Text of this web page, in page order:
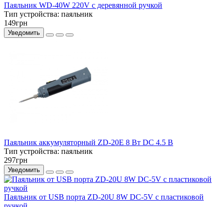
Паяльник WD-40W 220V с деревянной ручкой
Тип устройства: паяльник
149грн
Уведомить
Паяльник аккумуляторный ZD-20E 8 Вт DC 4.5 В
Тип устройства: паяльник
297грн
Уведомить
Паяльник от USB порта ZD-20U 8W DC-5V с пластиковой